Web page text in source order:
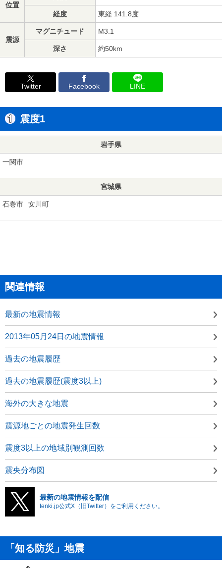
位置
経度 東経 141.8度
震源
マグニチュード M3.1
深さ 約50km
Twitter Facebook LINE
震度1
岩手県
一関市
宮城県
石巻市 女川町
関連情報
最新の地震情報
2013年05月24日の地震情報
過去の地震履歴
過去の地震履歴(震度3以上)
海外の大きな地震
震源地ごとの地震発生回数
震度3以上の地域別観測回数
震央分布図
最新の地震情報を配信
tenki.jp公式X（旧Twitter）をご利用ください。
「知る防災」地震